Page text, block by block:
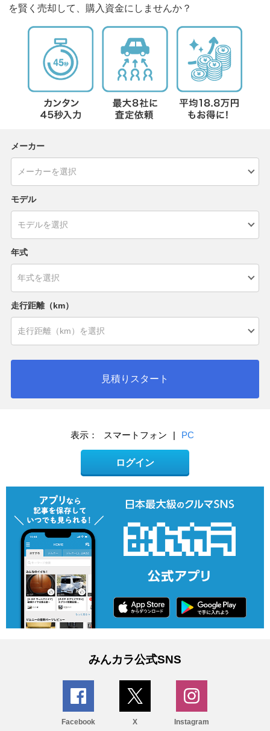
を賢く売却して、購入資金にしませんか？
メーカー
モデル
年式
走行距離（km）
見積りスタート
表示： スマートフォン | PC
ログイン
みんカラ公式SNS
Facebook X Instagram